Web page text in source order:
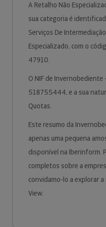
A Retalho Não
sua categoria é
Serviços De
Especializado, com o
47910.
O NIF de Invernobediente
518755444, e a sua
Quotas.
Este resumo da
apenas uma pequena
disponível na Iberinform.
completos sobre a
convidamo-lo a explorar
View.